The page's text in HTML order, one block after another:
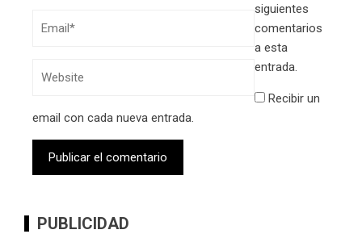
siguientes
comentarios
a esta
entrada.
Recibir un
email con cada nueva entrada.
PUBLICIDAD